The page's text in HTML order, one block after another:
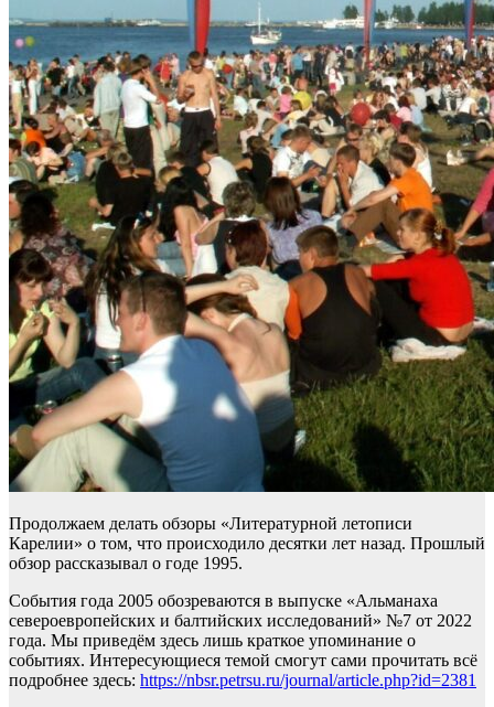
Продолжаем делать обзоры «Литературной летописи
Карелии» о том, что происходило десятки лет назад. Прошлый
обзор рассказывал о годе 1995.
События года 2005 обозреваются в выпуске «Альманаха
североевропейских и балтийских исследований» №7 от 2022
года. Мы приведём здесь лишь краткое упоминание о
событиях. Интересующиеся темой смогут сами прочитать всё
подробнее здесь: https://nbsr.petrsu.ru/journal/article.php?id=2381